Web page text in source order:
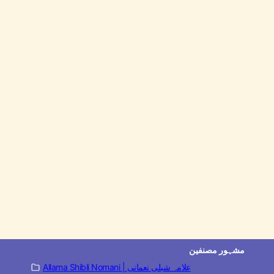
مشہور مصنفین
Allama Shibli Nomani | علامہ شبلی نعمانی